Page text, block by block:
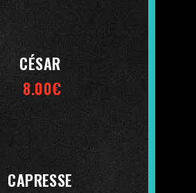
CÉSAR
8.00€
CAPRESSE